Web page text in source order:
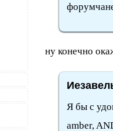
ну конечно
Я бы с
amber,